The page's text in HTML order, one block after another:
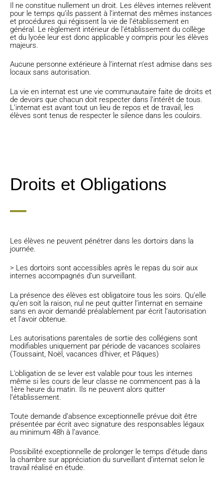
Il ne constitue nullement un droit. Les élèves internes relèvent
pour le temps qu’ils passent à l’internat des mêmes instances
et procédures qui régissent la vie de l’établissement en
général. Le règlement intérieur de l’établissement du collège
et du lycée leur est donc applicable y compris pour les élèves
majeurs.
Aucune personne extérieure à l’internat n’est admise dans ses
locaux sans autorisation.
La vie en internat est une vie communautaire faite de droits et
de devoirs que chacun doit respecter dans l’intérêt de tous.
L’internat est avant tout un lieu de repos et de travail, les
élèves sont tenus de respecter le silence dans les couloirs.
Droits et Obligations
Les élèves ne peuvent pénétrer dans les dortoirs dans la
journée.
> Les dortoirs sont accessibles après le repas du soir aux
internes accompagnés d’un surveillant.
La présence des élèves est obligatoire tous les soirs. Qu’elle
qu’en soit la raison, nul ne peut quitter l’internat en semaine
sans en avoir demandé préalablement par écrit l’autorisation
et l’avoir obtenue.
Les autorisations parentales de sortie des collégiens sont
modifiables uniquement par période de vacances scolaires
(Toussaint, Noël, vacances d’hiver, et Pâques)
L’obligation de se lever est valable pour tous les internes
même si les cours de leur classe ne commencent pas à la
1ère heure du matin. Ils ne peuvent alors quitter
l’établissement.
Toute demande d’absence exceptionnelle prévue doit être
présentée par écrit avec signature des responsables légaux
au minimum 48h à l’avance.
Possibilité exceptionnelle de prolonger le temps d’étude dans
la chambre sur appréciation du surveillant d’internat selon le
travail réalisé en étude.